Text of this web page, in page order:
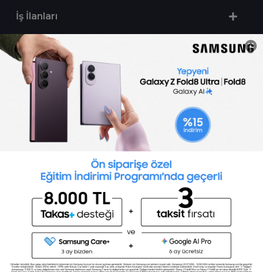
İş İlanları
Sertifika Programları
Yetenek Testleri
Toptalent Marka ve İnsan Kaynakları Danışmanlığı Limited Şirketi Özel İstihdam Bürosu
Olarak 11 / 11 / 2024 - 10 / 11 / 2027 tarihleri arasında faaliyette bulunmak üzere, Türkiye İş
Kurumu tarafından 05.11.2024 tarih ve 16998526 sayılı karar uyarınca 1251 nolu belge ile faaliyet
göstermektedir.Toptalent İş İlanları için tıklayın. 4904 sayılı kanun uyarınca iş arayanlardan
ücret alınmayacak ve menfaat temin edilmeyecektir.
Türkiye İş Kurumu İstanbul İl Müdürlüğü: 0 212 249 29 87 | Türkiye iş Kurumu İstanbul Çalışma
ve İş Kurumu Bahçelievler Hizmet Merkezi